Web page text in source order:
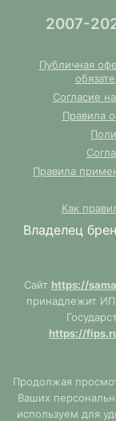
2007-
Публичная
Согласие
Правила
Правила
Как
Владелец
Сайт https://
принадлежит
https://
Продолжая
Ваших
используем для